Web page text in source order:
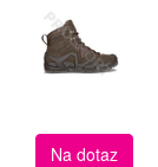
Na dotaz